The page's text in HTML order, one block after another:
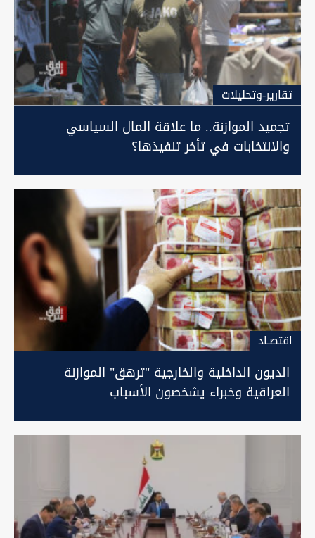
تقارير-وتحليلات
تجميد الموازنة.. ما علاقة المال السياسي
والانتخابات في تأخر تنفيذها؟
اقتصـاد
الديون الداخلية والخارجية "ترهق" الموازنة
العراقية وخبراء يشخصون الأسباب